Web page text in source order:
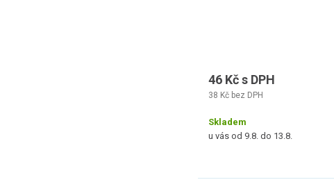
46 Kč s DPH
38 Kč bez DPH
Skladem
u vás od 9.8. do 13.8.